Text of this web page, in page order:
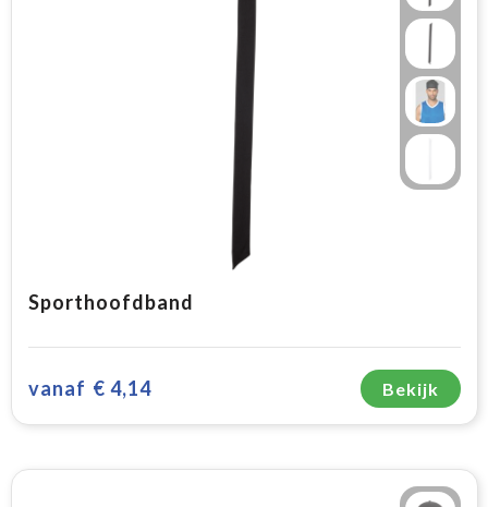
Sporthoofdband
vanaf € 4,14 Bekijk